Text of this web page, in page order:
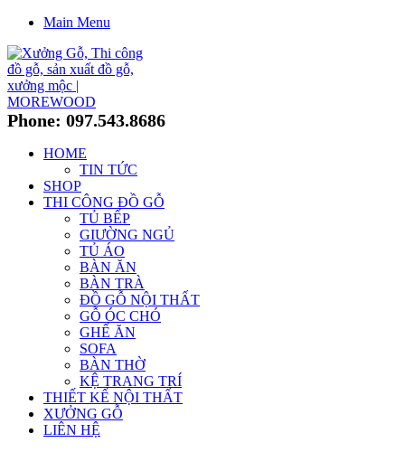
Main Menu
Phone: 097.543.8686
HOME
TIN TỨC
SHOP
THI CÔNG ĐỒ GỖ
TỦ BẾP
GIƯỜNG NGỦ
TỦ ÁO
BÀN ĂN
BÀN TRÀ
ĐỒ GỖ NỘI THẤT
GỖ ÓC CHÓ
GHẾ ĂN
SOFA
BÀN THỜ
KỆ TRANG TRÍ
THIẾT KẾ NỘI THẤT
XƯỞNG GỖ
LIÊN HỆ